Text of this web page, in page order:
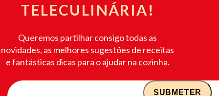
TELECULINÁRIA!
Queremos partilhar consigo todas as
novidades, as melhores sugestões de receitas
e fantásticas dicas para o ajudar na cozinha.